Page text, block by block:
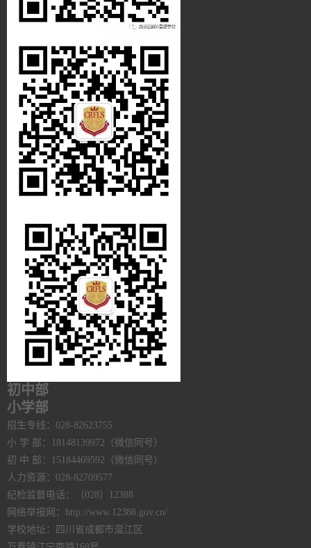
初中部
小学部
招生专线：028-82623755
小 学 部：18148139972（微信同号）
初 中 部：15184469592（微信同号）
人力资源：028-82709577
纪检监督电话：（028）12388
网络举报网：http://www.12388.gov.cn/
学校地址：四川省成都市温江区